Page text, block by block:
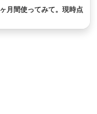
月間使ってみて。現時点